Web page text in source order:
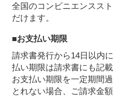
全国のコンビニエンスス
だけます。
■お支払い期限
請求書発行から14日以内
払い期限は請求書にも記載
お支払い期限を一定期間
とれない場合、ご請求金